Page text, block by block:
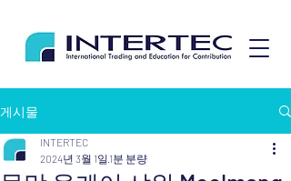
게시물
INTERTEC
2024년 3월 1일 1분 분량